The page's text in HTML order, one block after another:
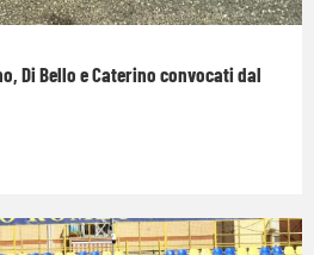
Di Bello e Caterino convocati dal